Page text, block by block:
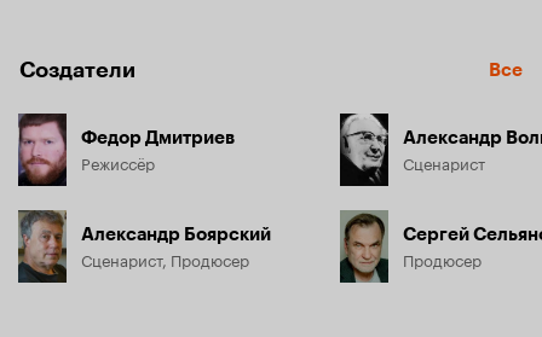
Создатели Все
Федор Дмитриев
Режиссёр
Александр Боярский
Сценарист, Продюсер
Александр
Сценарист
Сергей
Продюсер